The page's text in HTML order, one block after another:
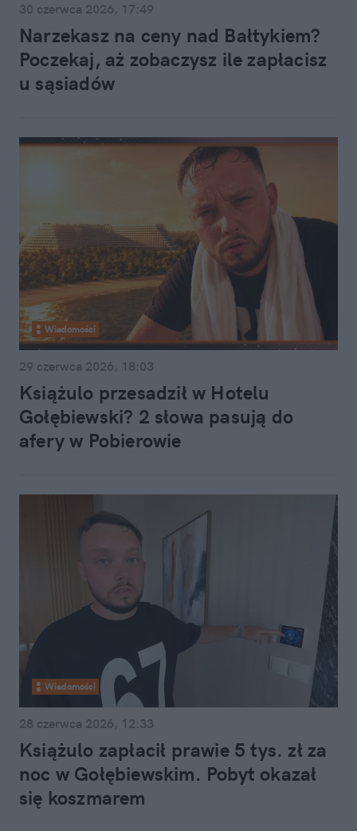
30 czerwca 2026, 17:49
Narzekasz na ceny nad Bałtykiem?
Poczekaj, aż zobaczysz ile zapłacisz
u sąsiadów
Wiadomości
29 czerwca 2026, 18:03
Książulo przesadził w Hotelu
Gołębiewski? 2 słowa pasują do
afery w Pobierowie
Wiadomości
28 czerwca 2026, 12:33
Książulo zapłacił prawie 5 tys. zł za
noc w Gołębiewskim. Pobyt okazał
się koszmarem